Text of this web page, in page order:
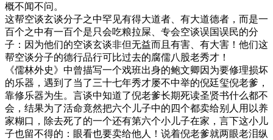
概不闻不问。
这帮空谈玄谈分子之中罕见有得大道者、有大道德者，而是一
百个之中有一百个是只会吃粮拉屎、专会空谈误国误民的分
子：因为他们的空谈玄谈非但无益而且有害、有大害！他们这
帮空谈分子的德行品行可比过去的腐儒八股老秀才！
《儒林外史》中曾描写一个戏班出身的鲍文卿因为要修理损坏
的乐器，遇到了当了三十七年秀才屡不中举的倪廷玺倪老爹，
靠修乐器为生。言谈中知道了倪老爹长期死读圣贤书什么都不
会，结果为了活命竟然把六个儿子中的四个都卖给别人用以养
家糊口，除去死了的一个还有第六个小儿子在家，言下这小儿
子也留不得的：眼看也要卖给他人！说着倪老爹就两眼老泪纵